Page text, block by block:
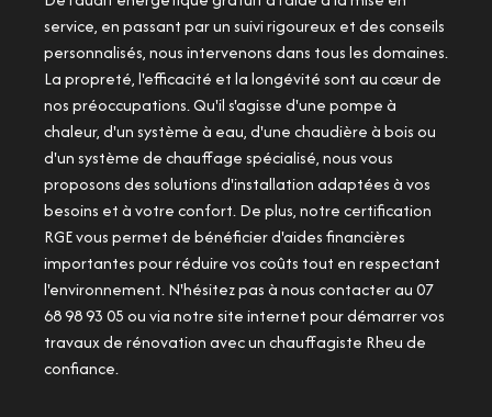
service, en passant par un suivi rigoureux et des conseils
personnalisés, nous intervenons dans tous les domaines.
La propreté, l'efficacité et la longévité sont au cœur de
nos préoccupations. Qu'il s'agisse d'une pompe à
chaleur, d'un système à eau, d'une chaudière à bois ou
d'un système de chauffage spécialisé, nous vous
proposons des solutions d'installation adaptées à vos
besoins et à votre confort. De plus, notre certification
RGE vous permet de bénéficier d'aides financières
importantes pour réduire vos coûts tout en respectant
l'environnement. N'hésitez pas à nous contacter au 07
68 98 93 05 ou via notre site internet pour démarrer vos
travaux de rénovation avec un chauffagiste Rheu de
confiance.